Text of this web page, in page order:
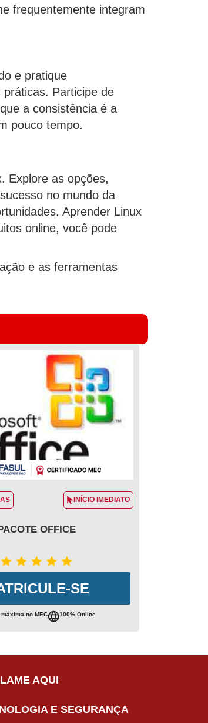
frequentemente integram
e pratique
Participe de
a consistência é a
pouco tempo.
Explore as opções,
no mundo da
Aprender Linux
online, você pode
e as ferramentas
INÍCIO IMEDIATO
OFFICE
SE
máxima no MEC 100% Online
AQUI
E SEGURANÇA